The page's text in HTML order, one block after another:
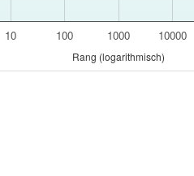
10 100 1000 10000
Rang (logarithmisch)